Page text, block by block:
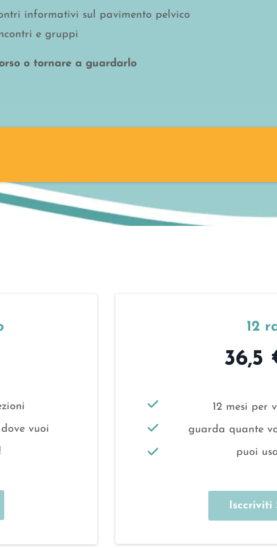
informativi sul pavimento pelvico
e gruppi
o tornare a guardarlo
femminili e del pavimento pelvico
pelvica: no anamnesi, no esercizi, no
vuoi
12
36,5
12 mesi per
guarda quante
puoi
Isccriviti